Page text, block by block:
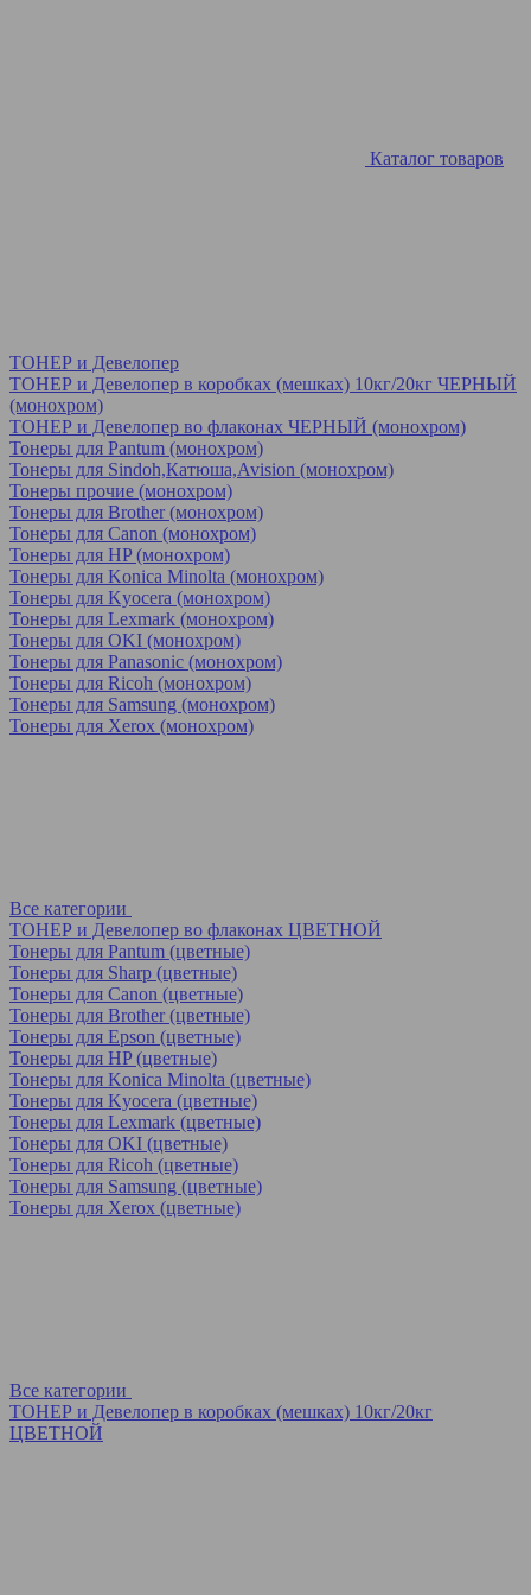
Каталог товаров
ТОНЕР и Девелопер
ТОНЕР и Девелопер в коробках (мешках) 10кг/20кг ЧЕРНЫЙ
(монохром)
ТОНЕР и Девелопер во флаконах ЧЕРНЫЙ (монохром)
Тонеры для Pantum (монохром)
Тонеры для Sindoh,Катюша,Avision (монохром)
Тонеры прочие (монохром)
Тонеры для Brother (монохром)
Тонеры для Canon (монохром)
Тонеры для HP (монохром)
Тонеры для Konica Minolta (монохром)
Тонеры для Kyocera (монохром)
Тонеры для Lexmark (монохром)
Тонеры для OKI (монохром)
Тонеры для Panasonic (монохром)
Тонеры для Ricoh (монохром)
Тонеры для Samsung (монохром)
Тонеры для Xerox (монохром)
Все категории
ТОНЕР и Девелопер во флаконах ЦВЕТНОЙ
Тонеры для Pantum (цветные)
Тонеры для Sharp (цветные)
Тонеры для Canon (цветные)
Тонеры для Brother (цветные)
Тонеры для Epson (цветные)
Тонеры для HP (цветные)
Тонеры для Konica Minolta (цветные)
Тонеры для Kyocera (цветные)
Тонеры для Lexmark (цветные)
Тонеры для OKI (цветные)
Тонеры для Ricoh (цветные)
Тонеры для Samsung (цветные)
Тонеры для Xerox (цветные)
Все категории
ТОНЕР и Девелопер в коробках (мешках) 10кг/20кг
ЦВЕТНОЙ